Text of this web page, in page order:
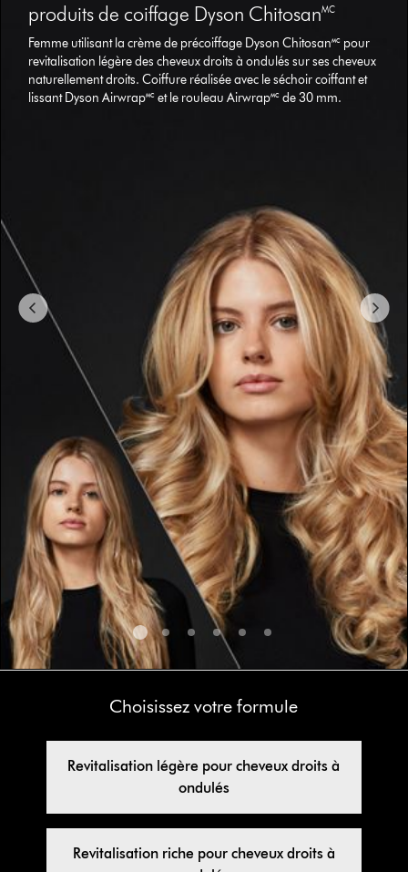
produits de coiffage Dyson Chitosan🅪
Femme utilisant la crème de précoiffage Dyson Chitosan🅪 pour
revitalisation légère des cheveux droits à ondulés sur ses cheveux
naturellement droits. Coiffure réalisée avec le séchoir coiffant et
lissant Dyson Airwrap🅪 et le rouleau Airwrap🅪 de 30 mm.
Choisissez votre formule
Revitalisation légère pour cheveux droits à
ondulés
Revitalisation riche pour cheveux droits à